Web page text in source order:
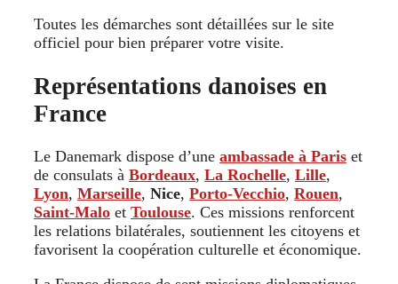
Toutes les démarches sont détaillées sur le site
officiel pour bien préparer votre visite.
Représentations danoises en
France
Le Danemark dispose d’une ambassade à Paris et
de consulats à Bordeaux, La Rochelle, Lille,
Lyon, Marseille, Nice, Porto-Vecchio, Rouen,
Saint-Malo et Toulouse. Ces missions renforcent
les relations bilatérales, soutiennent les citoyens et
favorisent la coopération culturelle et économique.